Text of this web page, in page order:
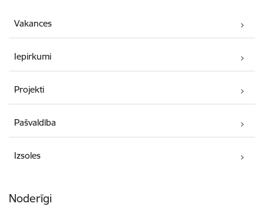
Vakances
Iepirkumi
Projekti
Pašvaldība
Izsoles
Noderīgi